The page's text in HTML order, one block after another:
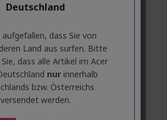
Deutschland
aufgefallen, dass Sie von
Land aus surfen. Bitte
dass alle Artikel im Acer
nur innerhalb
bzw. Österreichs
versendet werden.